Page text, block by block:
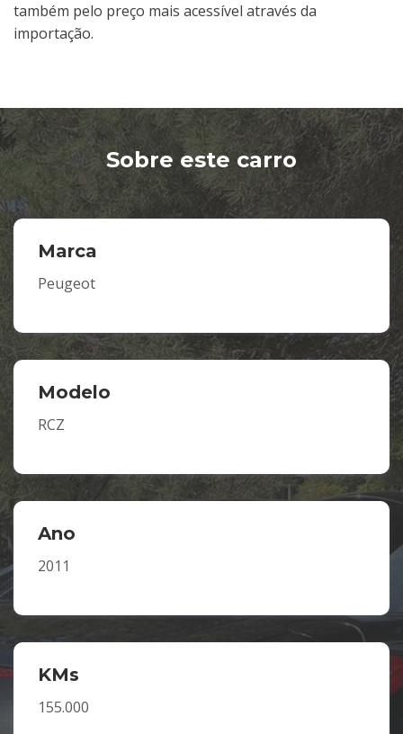
também pelo preço mais acessível através da
importação.
Sobre este carro
Marca
Peugeot
Modelo
RCZ
Ano
2011
KMs
155.000